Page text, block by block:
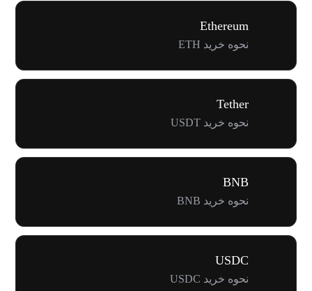
Ethereum
نحوه خرید ETH
Tether
نحوه خرید USDT
BNB
نحوه خرید BNB
USDC
نحوه خرید USDC